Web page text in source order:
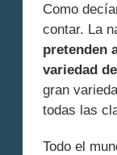
Como
contar. La
pretenden
variedad
gran
todas las
Todo el